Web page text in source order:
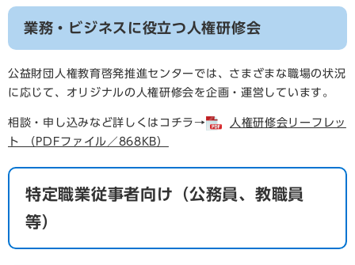
業務・ビジネスに役立つ人権研修会
公益財団人権教育啓発推進センターでは、さまざまな職場の状況
に応じて、オリジナルの人権研修会を企画・運営しています。
相談・申し込みなど詳しくはコチラ→
人権研修会リーフレッ
ト （PDFファイル／868KB）
特定職業従事者向け（公務員、教職員
等）